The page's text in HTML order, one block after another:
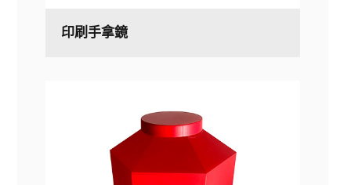
印刷手拿鏡